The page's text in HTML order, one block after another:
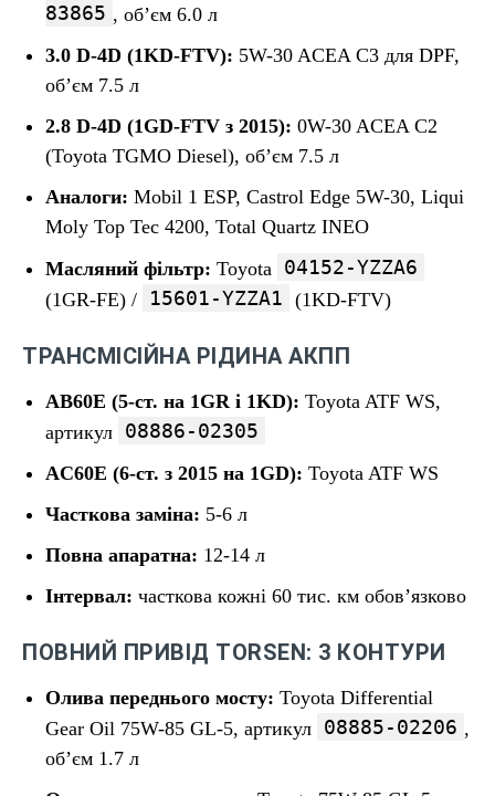
83865 , об’єм 6.0 л
3.0 D-4D (1KD-FTV): 5W-30 ACEA C3 для DPF,
об’єм 7.5 л
2.8 D-4D (1GD-FTV з 2015): 0W-30 ACEA C2
(Toyota TGMO Diesel), об’єм 7.5 л
Аналоги: Mobil 1 ESP, Castrol Edge 5W-30, Liqui
Moly Top Tec 4200, Total Quartz INEO
Масляний фільтр: Toyota 04152-YZZA6
(1GR-FE) / 15601-YZZA1 (1KD-FTV)
ТРАНСМІСІЙНА РІДИНА АКПП
AB60E (5-ст. на 1GR і 1KD): Toyota ATF WS,
артикул 08886-02305
AC60E (6-ст. з 2015 на 1GD): Toyota ATF WS
Часткова заміна: 5-6 л
Повна апаратна: 12-14 л
Інтервал: часткова кожні 60 тис. км обов’язково
ПОВНИЙ ПРИВІД TORSEN: 3 КОНТУРИ
Олива переднього мосту: Toyota Differential
Gear Oil 75W-85 GL-5, артикул 08885-02206 ,
об’єм 1.7 л